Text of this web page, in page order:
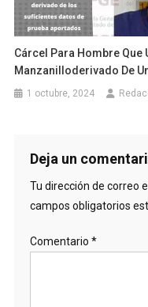
Cárcel Para Hombre Que
Manzanilloderivado De
1 octubre, 2024
Deja un
Tu dirección de correo
campos obligatorios
Comentario *